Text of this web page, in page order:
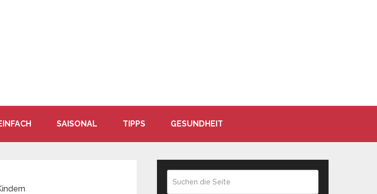
SAISONAL TIPPS GESUNDHEIT